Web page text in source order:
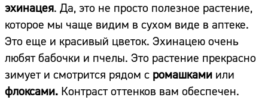
эхинацея. Да, это не просто полезное растение,
которое мы чаще видим в сухом виде в аптеке.
Это еще и красивый цветок. Эхинацею очень
любят бабочки и пчелы. Это растение прекрасно
зимует и смотрится рядом с ромашками или
флоксами. Контраст оттенков вам обеспечен.